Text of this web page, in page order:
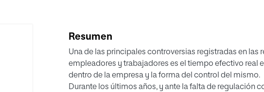
Resumen
Una de las principales controversias registradas en las
empleadores y trabajadores es el tiempo efectivo real
dentro de la empresa y la forma del control del mismo.
Durante los últimos años, y ante la falta de regulación